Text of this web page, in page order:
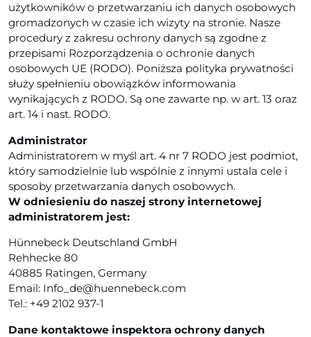
użytkowników o przetwarzaniu ich danych osobowych
gromadzonych w czasie ich wizyty na stronie. Nasze
procedury z zakresu ochrony danych są zgodne z
przepisami Rozporządzenia o ochronie danych
osobowych UE (RODO). Poniższa polityka prywatności
służy spełnieniu obowiązków informowania
wynikających z RODO. Są one zawarte np. w art. 13 oraz
art. 14 i nast. RODO.
Administrator
Administratorem w myśl art. 4 nr 7 RODO jest podmiot,
który samodzielnie lub wspólnie z innymi ustala cele i
sposoby przetwarzania danych osobowych.
W odniesieniu do naszej strony internetowej
administratorem jest:
Hünnebeck Deutschland GmbH
Rehhecke 80
40885 Ratingen, Germany
Email: Info_de@huennebeck.com
Tel.: +49 2102 937-1
Dane kontaktowe inspektora ochrony danych